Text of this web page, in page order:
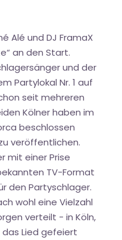
Alé und DJ FramaX
an den Start.
und der
Partylokal Nr. 1 auf
seit mehreren
Kölner haben im
beschlossen
veröffentlichen.
mit einer Prise
TV-Format
den Partyschlager.
wohl eine Vielzahl
verteilt - in Köln,
Lied gefeiert